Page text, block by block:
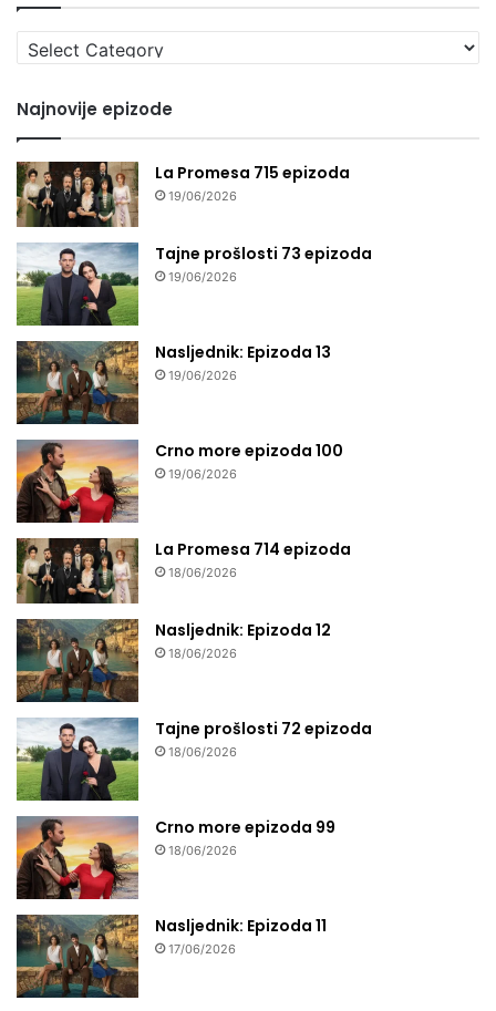
Izaberi
seriju
Najnovije epizode
La Promesa 715 epizoda
19/06/2026
Tajne prošlosti 73 epizoda
19/06/2026
Nasljednik: Epizoda 13
19/06/2026
Crno more epizoda 100
19/06/2026
La Promesa 714 epizoda
18/06/2026
Nasljednik: Epizoda 12
18/06/2026
Tajne prošlosti 72 epizoda
18/06/2026
Crno more epizoda 99
18/06/2026
Nasljednik: Epizoda 11
17/06/2026